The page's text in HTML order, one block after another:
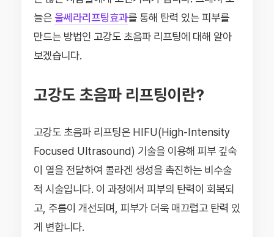
늘은 울쎄라리프팅효과를 통해 탄력 있는 피부를
만드는 방법인 고강도 초음파 리프팅에 대해 알아
보겠습니다.
고강도 초음파 리프팅이란?
고강도 초음파 리프팅은 HIFU(High-Intensity
Focused Ultrasound) 기술을 이용해 피부 깊숙
이 열을 전달하여 콜라겐 생성을 촉진하는 비수술
적 시술입니다. 이 과정에서 피부의 탄력이 회복되
고, 주름이 개선되며, 피부가 더욱 매끄럽고 탄력 있
게 변합니다.